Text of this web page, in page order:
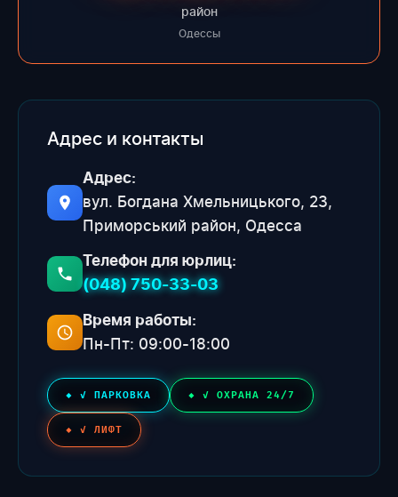
район
Одессы
Адрес и контакты
Адрес:
вул. Богдана Хмельницького, 23,
Приморський район, Одесса
Телефон для юрлиц:
(048) 750-33-03
Время работы:
Пн-Пт: 09:00-18:00
✓ ПАРКОВКА ✓ ОХРАНА 24/7
✓ ЛИФТ